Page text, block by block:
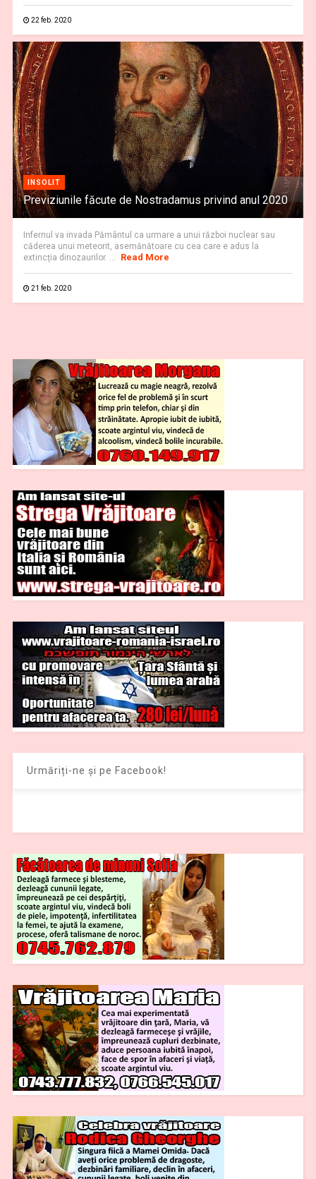
22 feb. 2020
INSOLIT
Previziunile făcute de Nostradamus privind anul 2020
Infernul va invada Pământul ca urmare a unui război nuclear sau
căderea unui meteorit, asemănătoare cu cea care e adus la
extincția dinozaurilor. ...
Read More
21 feb. 2020
Urmăriți-ne și pe Facebook!